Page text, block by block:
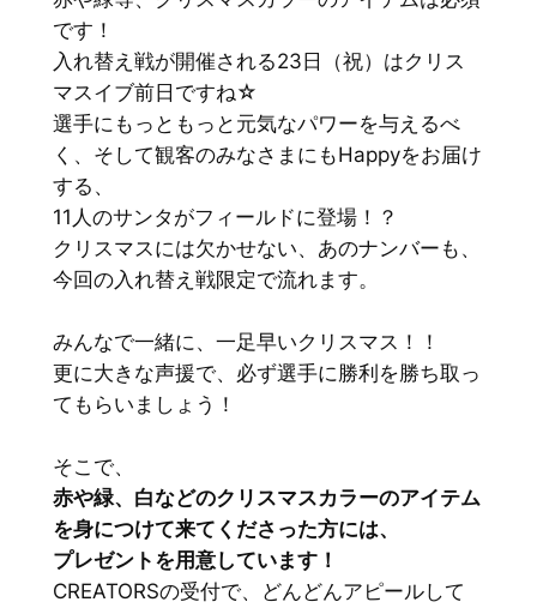
です！
入れ替え戦が開催される23日（祝）はクリス
マスイブ前日ですね☆
選手にもっともっと元気なパワーを与えるべ
く、そして観客のみなさまにもHappyをお届け
する、
11人のサンタがフィールドに登場！？
クリスマスには欠かせない、あのナンバーも、
今回の入れ替え戦限定で流れます。
みんなで一緒に、一足早いクリスマス！！
更に大きな声援で、必ず選手に勝利を勝ち取っ
てもらいましょう！
そこで、
赤や緑、白などのクリスマスカラーのアイテム
を身につけて来てくださった方には、
プレゼントを用意しています！
CREATORSの受付で、どんどんアピールして